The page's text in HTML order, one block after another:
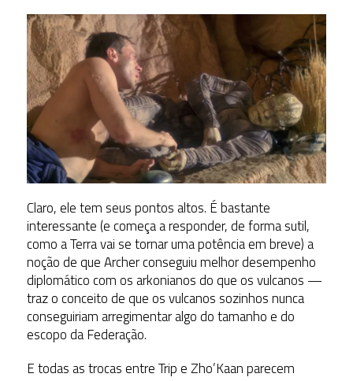
Claro, ele tem seus pontos altos. É bastante
interessante (e começa a responder, de forma sutil,
como a Terra vai se tornar uma potência em breve) a
noção de que Archer conseguiu melhor desempenho
diplomático com os arkonianos do que os vulcanos —
traz o conceito de que os vulcanos sozinhos nunca
conseguiriam arregimentar algo do tamanho e do
escopo da Federação.
E todas as trocas entre Trip e Zho’Kaan parecem